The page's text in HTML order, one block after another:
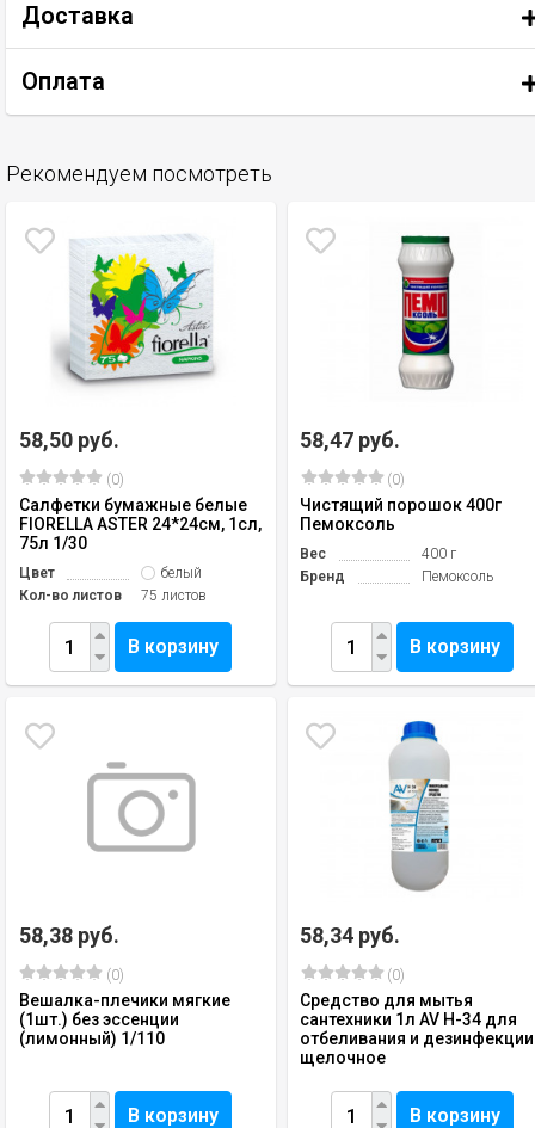
Доставка
Оплата
Рекомендуем посмотреть
58,50 руб.
(0)
Салфетки бумажные белые
FIORELLA ASTER 24*24см, 1сл,
75л 1/30
Цвет
белый
Кол-во листов
75 листов
В корзину
58,47 руб.
(0)
Чистящий порошок 400г
Пемоксоль
Вес
400 г
Бренд
Пемоксоль
В корзину
58,38 руб.
(0)
Вешалка-плечики мягкие
(1шт.) без эссенции
(лимонный) 1/110
В корзину
58,34 руб.
(0)
Средство для мытья
сантехники 1л AV H-34 для
отбеливания и дезинфекции
щелочное
В корзину